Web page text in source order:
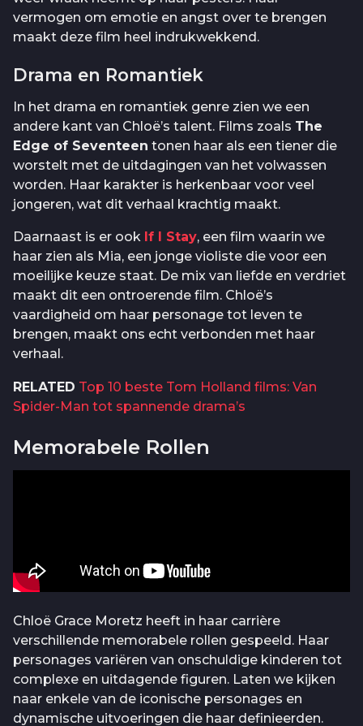
vermogen om emotie en angst over te brengen
maakt deze film heel indrukwekkend.
Drama en Romantiek
In het drama en romantiek genre zien we een
andere kant van Chloë’s talent. Films zoals The
Edge of Seventeen tonen haar als een tiener die
worstelt met de uitdagingen van het volwassen
worden. Haar karakter is herkenbaar voor veel
jongeren, wat dit verhaal krachtig maakt.
Daarnaast is er ook If I Stay, een film waarin we
haar zien als Mia, een jonge violiste die voor een
moeilijke keuze staat. De mix van liefde en verdriet
maakt dit een ontroerende film. Chloë’s
vaardigheid om haar personage tot leven te
brengen, maakt ons echt verbonden met haar
verhaal.
RELATED Top 10 beste Tom Holland films: Van
Spider-Man tot spannende drama’s
Memorabele Rollen
Chloë Grace Moretz heeft in haar carrière
verschillende memorabele rollen gespeeld. Haar
personages variëren van onschuldige kinderen tot
complexe en uitdagende figuren. Laten we kijken
naar enkele van de iconische personages en
dynamische uitvoeringen die haar definieerden.